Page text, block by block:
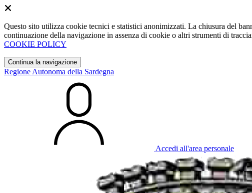
Questo sito utilizza cookie tecnici e statistici anonimizzati. La chiusura del
continuazione della navigazione in assenza di cookie o altri strumenti di
COOKIE POLICY
Continua la navigazione
Regione Autonoma della Sardegna
Accedi all'area personale